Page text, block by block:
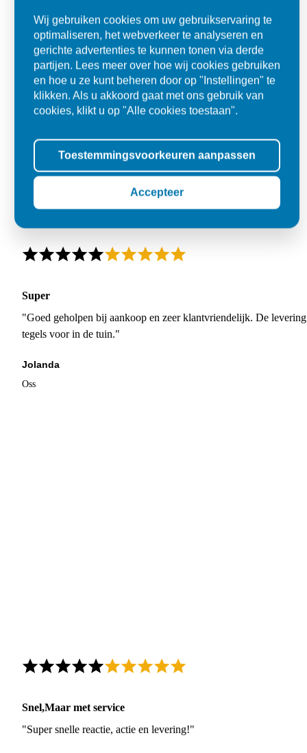
Super
"Goed geholpen bij aankoop en zeer klantvriendelijk. De
tegels voor in de tuin."
Jolanda
Oss
Snel,Maar met service
"Super snelle reactie, actie en levering!"
Wij gebruiken cookies om uw gebruikservaring te
optimaliseren, het webverkeer te analyseren en
gerichte advertenties te kunnen tonen via derde
partijen. Lees meer over hoe wij cookies gebruiken
en hoe u ze kunt beheren door op "Instellingen" te
klikken. Als u akkoord gaat met ons gebruik van
cookies, klikt u op "Alle cookies toestaan".
Toestemmingsvoorkeuren aanpassen
Accepteer